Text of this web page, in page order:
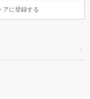
アに登録する